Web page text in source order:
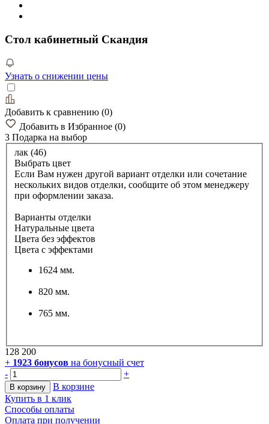
Стол кабинетный Скандия
Узнать о снижении цены
Добавить к сравнению (0)
Добавить в Избранное (0)
3 Подарка на выбор
лак (46)
Выбрать цвет
Если Вам нужен другой вариант отделки или сочетание
нескольких видов отделки, сообщите об этом менеджеру
при оформлении заказа.
Варианты отделки
Натуральные цвета
Цвета без эффектов
Цвета с эффектами
1624 мм.
820 мм.
765 мм.
128 200
+ 1923 бонусов на бонусный счет
-
+
В корзину
В корзине
Купить в 1 клик
Способы оплаты
Оплата при получении